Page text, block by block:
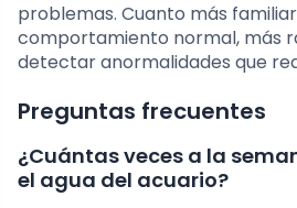
problemas. Cuanto más
comportamiento normal, más
detectar anormalidades que
Preguntas frecuentes
¿Cuántas veces a la
el agua del acuario?